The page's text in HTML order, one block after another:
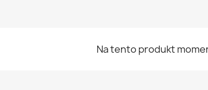
Na tento produkt